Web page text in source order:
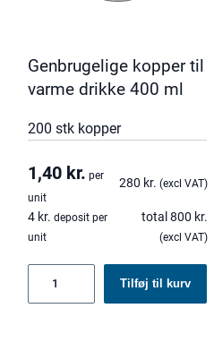
Genbrugelige kopper til
varme drikke 400 ml
200 stk kopper
1,40 kr. per
unit
280 kr. (excl VAT)
4 kr. deposit per
unit
total 800 kr.
(excl VAT)
Genbrugelige
kopper
Tilføj til kurv